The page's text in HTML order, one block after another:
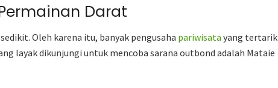
Darat
Oleh karena itu, banyak pengusaha pariwisata yang tertarik
layak dikunjungi untuk mencoba sarana outbond adalah Mataie